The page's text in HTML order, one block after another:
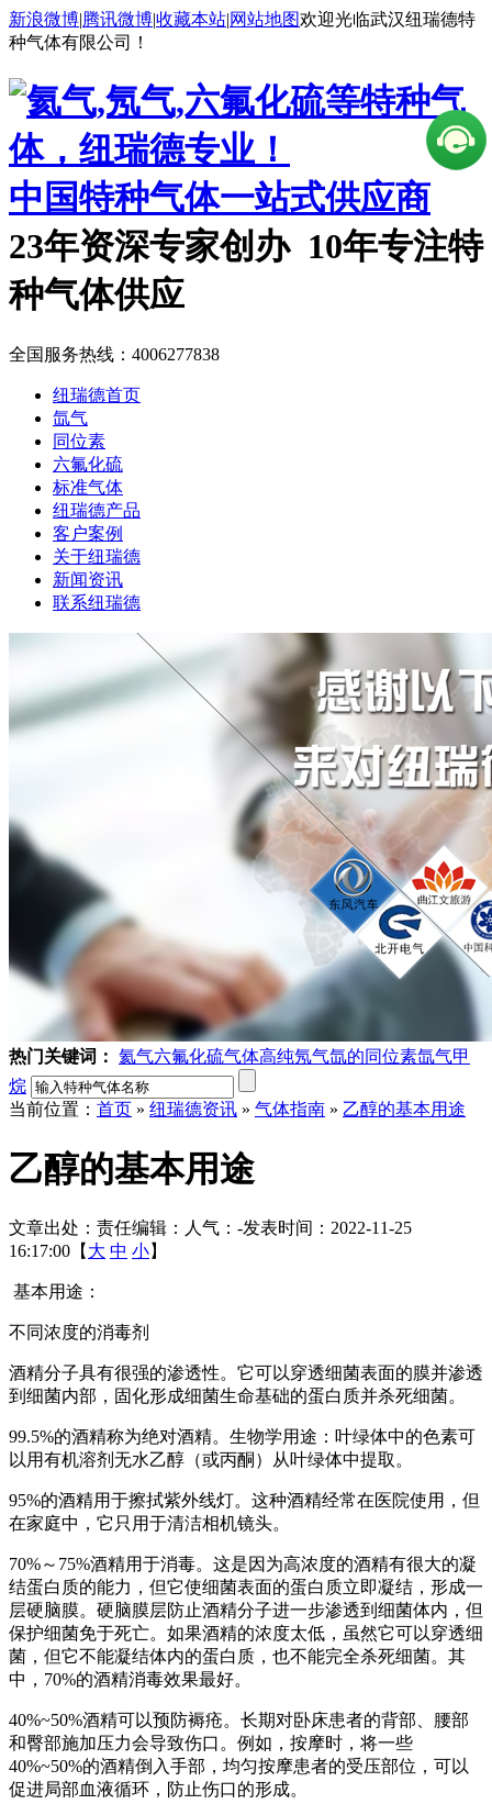
新浪微博|腾讯微博|收藏本站|网站地图欢迎光临武汉纽瑞德特
种气体有限公司！
中国特种气体一站式供应商
23年资深专家创办 10年专注特
种气体供应
全国服务热线： 4006277838
纽瑞德首页
氙气
同位素
六氟化硫
标准气体
纽瑞德产品
客户案例
关于纽瑞德
新闻资讯
联系纽瑞德
热门关键词： 氦气六氟化硫气体高纯氖气氙的同位素氙气甲
烷
当前位置： 首页 » 纽瑞德资讯 » 气体指南 » 乙醇的基本用途
乙醇的基本用途
文章出处： 责任编辑： 人气： -发表时间：2022-11-25
16:17:00【 大 中 小】
基本用途：
不同浓度的消毒剂
酒精分子具有很强的渗透性。它可以穿透细菌表面的膜并渗透
到细菌内部，固化形成细菌生命基础的蛋白质并杀死细菌。
99.5%的酒精称为绝对酒精。生物学用途：叶绿体中的色素可
以用有机溶剂无水乙醇（或丙酮）从叶绿体中提取。
95%的酒精用于擦拭紫外线灯。这种酒精经常在医院使用，但
在家庭中，它只用于清洁相机镜头。
70%～75%酒精用于消毒。这是因为高浓度的酒精有很大的凝
结蛋白质的能力，但它使细菌表面的蛋白质立即凝结，形成一
层硬脑膜。硬脑膜层防止酒精分子进一步渗透到细菌体内，但
保护细菌免于死亡。如果酒精的浓度太低，虽然它可以穿透细
菌，但它不能凝结体内的蛋白质，也不能完全杀死细菌。其
中，70%的酒精消毒效果最好。
40%~50%酒精可以预防褥疮。长期对卧床患者的背部、腰部
和臀部施加压力会导致伤口。例如，按摩时，将一些
40%~50%的酒精倒入手部，均匀按摩患者的受压部位，可以
促进局部血液循环，防止伤口的形成。